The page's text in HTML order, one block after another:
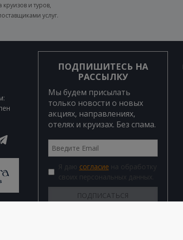
круизов и туров,
услуг.
ПОДПИШИТЕСЬ НА
РАССЫЛКУ
Мы будем присылать
только новости о новых
акциях, направлениях,
отелях и круизах. Без спама.
Я даю согласие на обработку
своих персональных данных.